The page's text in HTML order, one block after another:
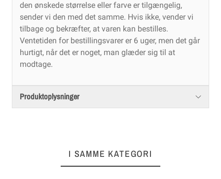
den ønskede størrelse eller farve er tilgængelig,
sender vi den med det samme. Hvis ikke, vender vi
tilbage og bekræfter, at varen kan bestilles.
Ventetiden for bestillingsvarer er 6 uger, men det går
hurtigt, når det er noget, man glæder sig til at
modtage.
Produktoplysninger
I SAMME KATEGORI